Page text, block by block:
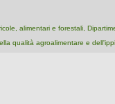
alimentari e forestali,
qualità agroalimentare e